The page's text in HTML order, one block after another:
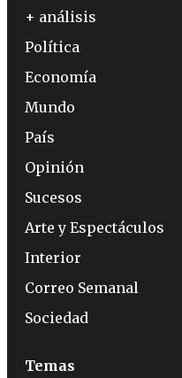
+ análisis
Política
Economía
Mundo
País
Opinión
Sucesos
Arte y Espectáculos
Interior
Correo Semanal
Sociedad
Temas